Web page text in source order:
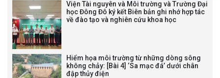
NHẬN HUÂN CHƯƠNG LAO
ĐỘNG HẠNG BA
Tạm dừng công tác tuyển dụng
viên chức, người lao động các
Viện Tài nguyên và Môi trường và Trường Đại
học Đông Đô ký kết Biên bản ghi nhớ hợp tác
về đào tạo và nghiên cứu khoa học
Hiểm họa môi trường từ những dòng sông
không chảy: [Bài 4] ‘Sa mạc đá’ dưới chân
đập thủy điện